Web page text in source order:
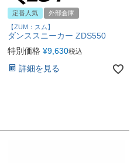
定番人気
外部倉庫
【ZUM：スム】
ダンススニーカー ZDS550
特別価格 ¥9,630税込
詳細を見る